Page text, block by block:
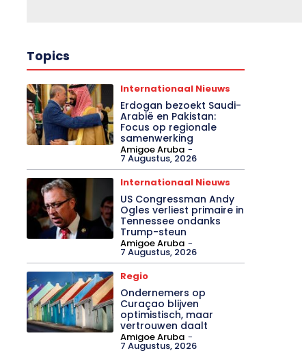
Topics
Internationaal Nieuws
Erdogan bezoekt Saudi-
Arabië en Pakistan:
Focus op regionale
samenwerking
Amigoe Aruba -
7 Augustus, 2026
Internationaal Nieuws
US Congressman Andy
Ogles verliest primaire in
Tennessee ondanks
Trump-steun
Amigoe Aruba -
7 Augustus, 2026
Regio
Ondernemers op
Curaçao blijven
optimistisch, maar
vertrouwen daalt
Amigoe Aruba -
7 Augustus, 2026